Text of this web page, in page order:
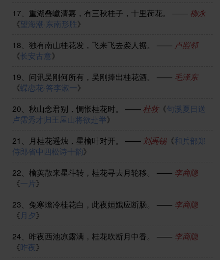
17、 重湖叠巘清嘉，有三秋桂子，十里荷花。 —— 柳永
《望海潮·东南形胜》
18、 独有南山桂花发，飞来飞去袭人裾。 —— 卢照邻
《长安古意》
19、 问讯吴刚何所有，吴刚捧出桂花酒。 —— 毛泽东
《蝶恋花·答李淑一》
20、 秋山念君别，惆怅桂花时。 —— 杜牧《句溪夏日送
卢霈秀才归王屋山将欲赴举》
21、
月桂花遥烛，星榆叶对开。 —— 刘禹锡《和兵部郑
侍郎省中四松诗十韵》
22、 榆荚散来星斗转，桂花寻去月轮移。 —— 李商隐
《一片》
23、 兔寒蟾冷桂花白，此夜姮娥应断肠。 —— 李商隐
《月夕》
24、 昨夜西池凉露满，桂花吹断月中香。 —— 李商隐
《昨夜》